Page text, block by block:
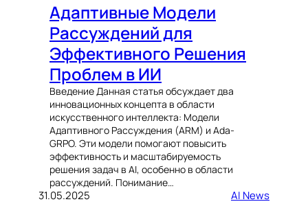
Адаптивные Модели
Рассуждений для
Эффективного Решения
Проблем в ИИ
Введение Данная статья обсуждает два
инновационных концепта в области
искусственного интеллекта: Модели
Адаптивного Рассуждения (ARM) и Ada-
GRPO. Эти модели помогают повысить
эффективность и масштабируемость
решения задач в AI, особенно в области
рассуждений. Понимание…
31.05.2025 AI News